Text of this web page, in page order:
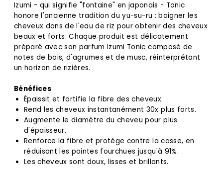
Izumi - qui signifie "fontaine" en japonais - Tonic
honore l'ancienne tradition du yu-su-ru : baigner les
cheveux dans de l'eau de riz pour obtenir des cheveux
beaux et forts. Chaque produit est délicatement
préparé avec son parfum Izumi Tonic composé de
notes de bois, d'agrumes et de musc, réinterprétant
un horizon de rizières.
Bénéfices
Épaissit et fortifie la fibre des cheveux.
Rend les cheveux instantanément 30x plus forts.
Augmente le diamètre du cheveu pour plus
d'épaisseur.
Renforce la fibre et protège contre la casse, en
réduisant les pointes fourchues jusqu'à 91%.
Les cheveux sont doux, lisses et brillants.